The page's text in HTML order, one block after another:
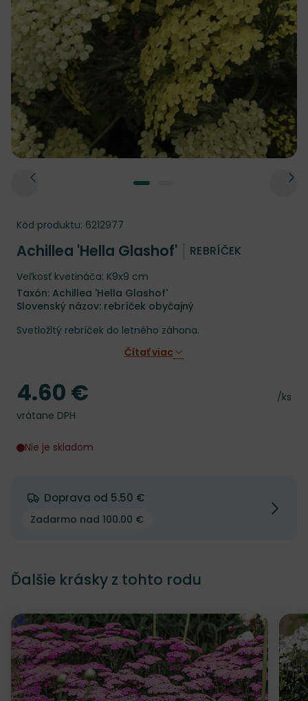
Kód produktu: 6212977
Achillea 'Hella Glashof' REBRÍČEK
Veľkosť kvetináča: K9x9 cm
Taxón: Achillea 'Hella Glashof'
Slovenský názov: rebríček obyčajný
Svetložltý rebríček do letného záhona.
Čítať viac
Cena
/ks
Cena
4.60 €
vrátane DPH
Nie je skladom
Doprava od 5.50 €
Zadarmo nad 100.00 €
Ďalšie krásky z tohto rodu